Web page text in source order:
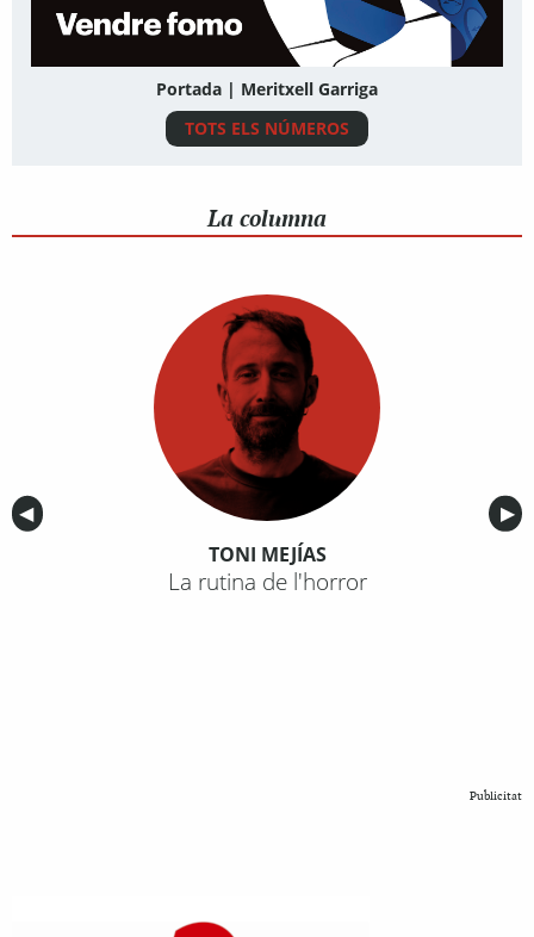
Portada | Meritxell Garriga
TOTS ELS NÚMEROS
La columna
Anterior
◀︎ ▶︎
TONI MEJÍAS
La rutina de l'horror
Publicitat